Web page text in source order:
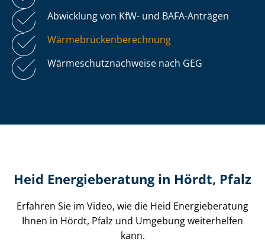
Abwicklung von KfW- und BAFA-Anträgen
Wär­me­brü­cken­be­rech­nung
Wär­me­schutz­nach­wei­se nach GEG
Heid Energieberatung in Hördt, Pfalz
Erfahren Sie im Video, wie die Heid Energieberatung
Ihnen in Hördt, Pfalz und Umgebung weiterhelfen
kann.